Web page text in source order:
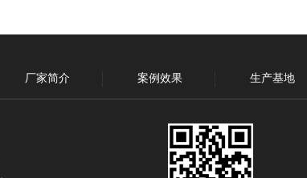
厂家简介 案例效果 生产基地